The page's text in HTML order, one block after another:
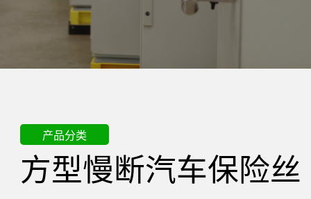
电
器
有
产品分类
方型慢断汽车保险丝